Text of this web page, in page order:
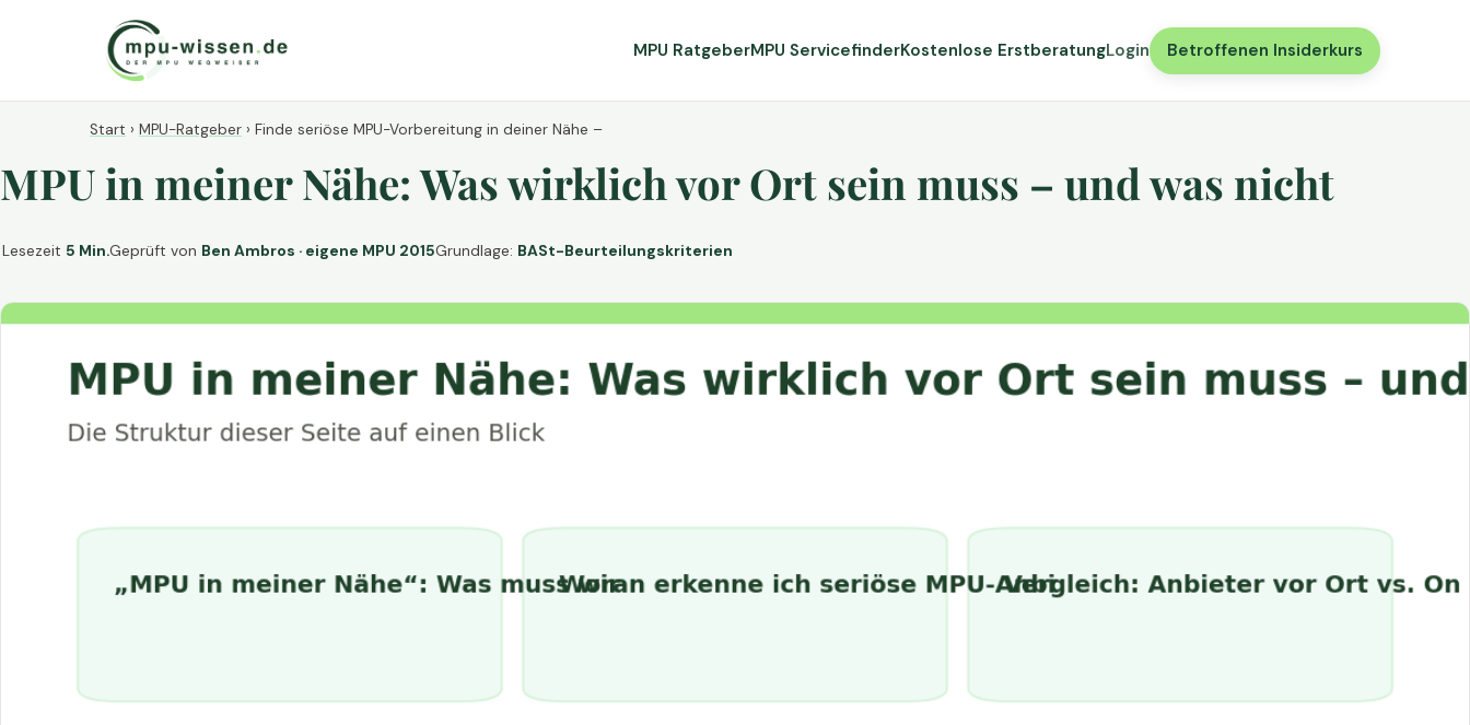
MPU RatgeberMPU ServicefinderKostenlose ErstberatungLogin Betroffenen Insiderkurs
Start › MPU-Ratgeber › Finde seriöse MPU-Vorbereitung in deiner Nähe –
MPU in meiner Nähe: Was wirklich vor Ort sein muss – und was nicht
Lesezeit 5 Min.Geprüft von Ben Ambros · eigene MPU 2015Grundlage: BASt-Beurteilungskriterien